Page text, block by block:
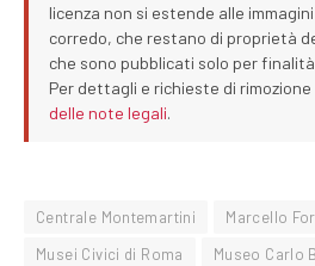
licenza non si estende alle
corredo, che restano di proprietà
che sono pubblicati solo per
Per dettagli e richieste di
delle note legali.
Centrale Montemartini
Marcello
Musei Civici di Roma
Museo Carlo